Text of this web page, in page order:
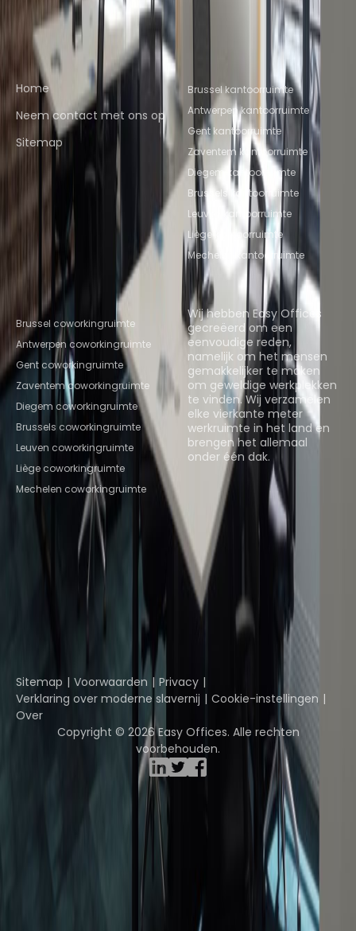
ANTWERP
Snelkoppelingen
Home
Neem contact met ons op
Sitemap
kantoorlocaties
Brussel kantoorruimte
Antwerpen kantoorruimte
Gent kantoorruimte
Zaventem kantoorruimte
Diegem kantoorruimte
Brussels kantoorruimte
Leuven kantoorruimte
Liège kantoorruimte
Mechelen kantoorruimte
Populaire
coworkinglocaties
Brussel coworkingruimte
Antwerpen coworkingruimte
Gent coworkingruimte
Zaventem coworkingruimte
Diegem coworkingruimte
Brussels coworkingruimte
Leuven coworkingruimte
Liège coworkingruimte
Mechelen coworkingruimte
Over ons
Wij hebben Easy Offices
gecreëerd om een
eenvoudige reden,
namelijk om het mensen
gemakkelijker te maken
om geweldige werkplekken
te vinden. Wij verzamelen
elke vierkante meter
werkruimte in het land en
brengen het allemaal
onder één dak.
Ruimtes bekijken
Instant Offices
Coworker
The Instant Group Coworking Insights
Davinci Meeting Rooms
Davinci Virtual Incendium
Sitemap Voorwaarden
Privacy
Verklaring over moderne slavernij
Cookie-instellingen
Over
Copyright © 2026 Easy Offices. Alle rechten
voorbehouden.